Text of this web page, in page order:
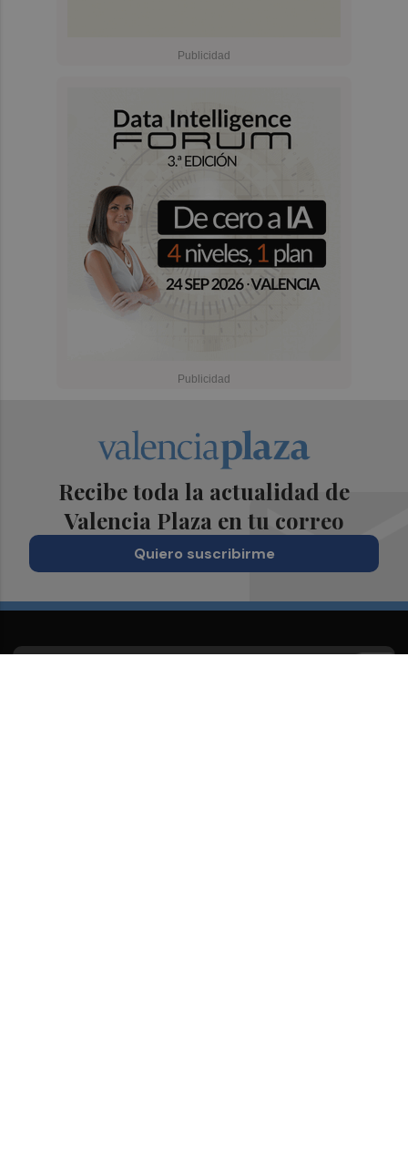
Recibe toda la actualidad de
Valencia Plaza en tu correo
Quiero suscribirme